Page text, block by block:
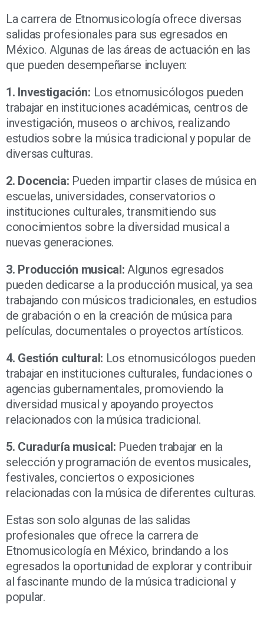
La carrera de Etnomusicología ofrece diversas
salidas profesionales para sus egresados en
México. Algunas de las áreas de actuación en las
que pueden desempeñarse incluyen:
1. Investigación: Los etnomusicólogos pueden
trabajar en instituciones académicas, centros de
investigación, museos o archivos, realizando
estudios sobre la música tradicional y popular de
diversas culturas.
2. Docencia: Pueden impartir clases de música en
escuelas, universidades, conservatorios o
instituciones culturales, transmitiendo sus
conocimientos sobre la diversidad musical a
nuevas generaciones.
3. Producción musical: Algunos egresados
pueden dedicarse a la producción musical, ya sea
trabajando con músicos tradicionales, en estudios
de grabación o en la creación de música para
películas, documentales o proyectos artísticos.
4. Gestión cultural: Los etnomusicólogos pueden
trabajar en instituciones culturales, fundaciones o
agencias gubernamentales, promoviendo la
diversidad musical y apoyando proyectos
relacionados con la música tradicional.
5. Curaduría musical: Pueden trabajar en la
selección y programación de eventos musicales,
festivales, conciertos o exposiciones
relacionadas con la música de diferentes culturas.
Estas son solo algunas de las salidas
profesionales que ofrece la carrera de
Etnomusicología en México, brindando a los
egresados la oportunidad de explorar y contribuir
al fascinante mundo de la música tradicional y
popular.